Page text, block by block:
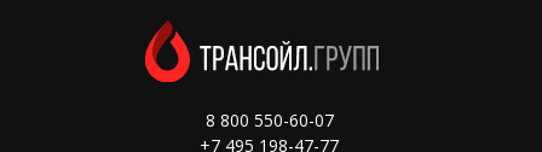
8 800 550-60-07
+7 495 198-47-77